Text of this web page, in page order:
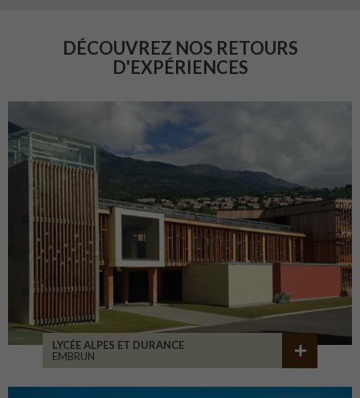
DÉCOUVREZ NOS RETOURS
D'EXPÉRIENCES
LYCÉE ALPES ET DURANCE
EMBRUN